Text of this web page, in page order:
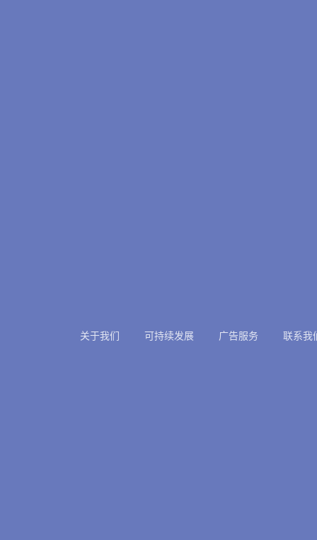
关于我们 可持续发展 广告服务 联系我